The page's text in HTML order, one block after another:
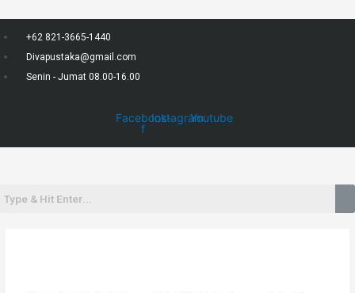
+62 821-3665-1440
Divapustaka@gmail.com
Senin - Jumat 08.00-16.00
Facebook-
f
InstagramYoutube